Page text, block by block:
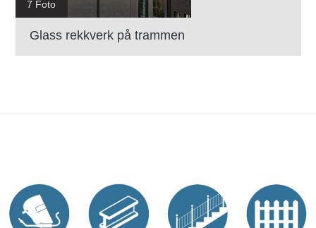
7 Foto
Glass rekkverk på trammen